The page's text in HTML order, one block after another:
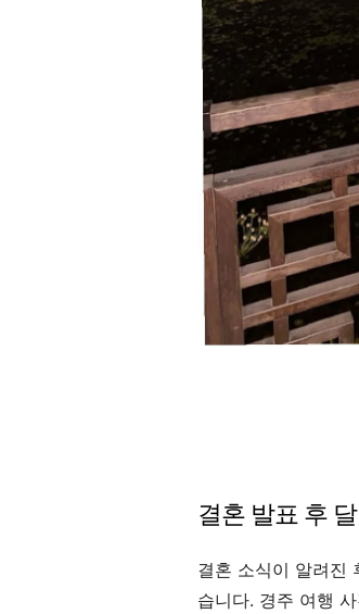
결혼 발표 후
결혼 소식이 알려진
습니다. 경주 여행